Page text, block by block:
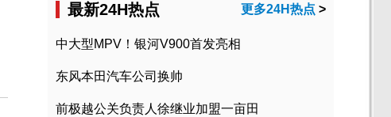
最新24H热点 更多24H热点 >
中大型MPV！银河V900首发亮相
东风本田汽车公司换帅
前极越公关负责人徐继业加盟一亩田